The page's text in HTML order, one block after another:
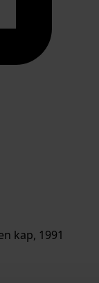
kap, 1991